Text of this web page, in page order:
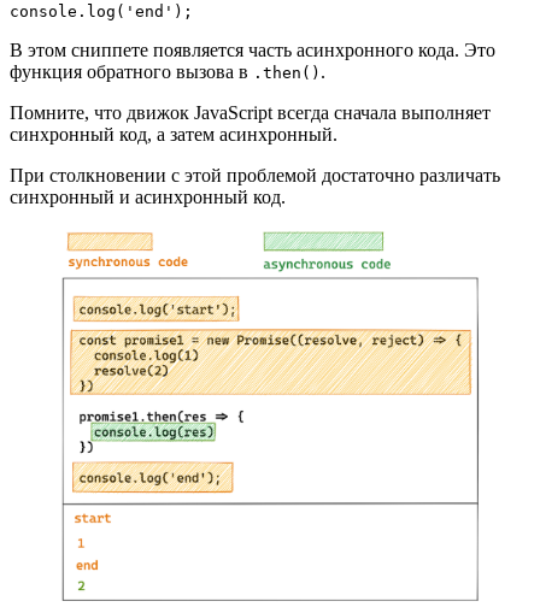
console.log('end');
В этом сниппете появляется часть асинхронного кода. Это
функция обратного вызова в .then() .
Помните, что движок JavaScript всегда сначала выполняет
синхронный код, а затем асинхронный.
При столкновении с этой проблемой достаточно различать
синхронный и асинхронный код.